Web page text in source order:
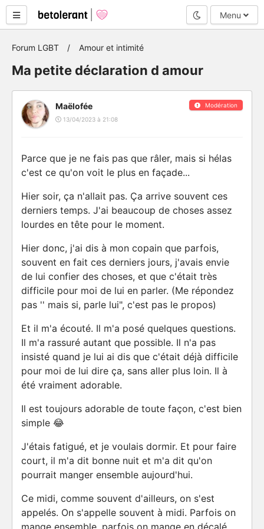
Mode nuit
Menu
Forum LGBT Amour et intimité
Ma petite déclaration d amour
Modération
Maëlofée
13/04/2023 à 21:08
Parce que je ne fais pas que râler, mais si hélas
c'est ce qu'on voit le plus en façade...
Hier soir, ça n'allait pas. Ça arrive souvent ces
derniers temps. J'ai beaucoup de choses assez
lourdes en tête pour le moment.
Hier donc, j'ai dis à mon copain que parfois,
souvent en fait ces derniers jours, j'avais envie
de lui confier des choses, et que c'était très
difficile pour moi de lui en parler. (Me répondez
pas '' mais si, parle lui", c'est pas le propos)
Et il m'a écouté. Il m'a posé quelques questions.
Il m'a rassuré autant que possible. Il n'a pas
insisté quand je lui ai dis que c'était déjà difficile
pour moi de lui dire ça, sans aller plus loin. Il à
été vraiment adorable.
Il est toujours adorable de toute façon, c'est bien
simple 😂
J'étais fatigué, et je voulais dormir. Et pour faire
court, il m'a dit bonne nuit et m'a dit qu'on
pourrait manger ensemble aujourd'hui.
Ce midi, comme souvent d'ailleurs, on s'est
appelés. On s'appelle souvent à midi. Parfois on
mange ensemble, parfois on mange en décalé.